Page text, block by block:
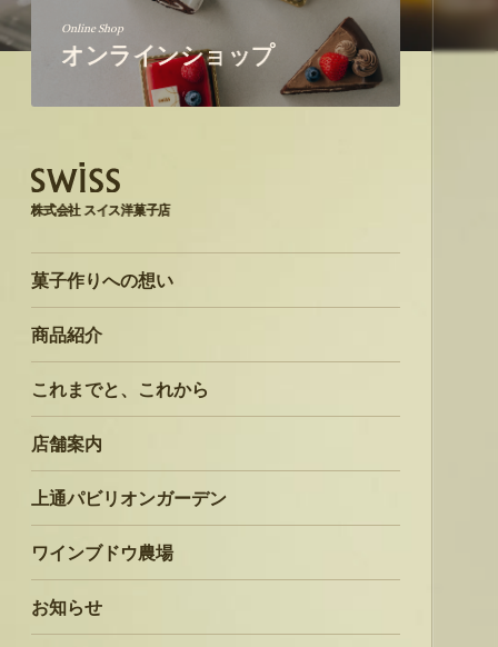
Online Shop
オンラインショップ
株式会社 スイス洋菓子店
菓子作りへの想い
商品紹介
これまでと、これから
店舗案内
上通パビリオンガーデン
ワインブドウ農場
お知らせ